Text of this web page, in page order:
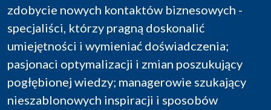
zdobycie nowych kontaktów biznesowych -
specjaliści, którzy pragną doskonalić
umiejętności i wymieniać doświadczenia;
pasjonaci optymalizacji i zmian poszukujący
pogłębionej wiedzy; managerowie szukający
nieszablonowych inspiracji i sposobów